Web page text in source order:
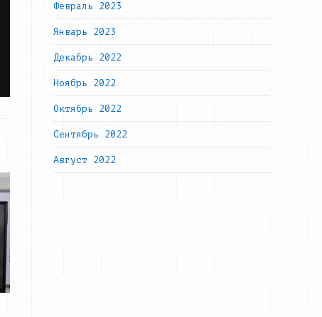
Февраль 2023
Январь 2023
Декабрь 2022
Ноябрь 2022
Октябрь 2022
Сентябрь 2022
Август 2022